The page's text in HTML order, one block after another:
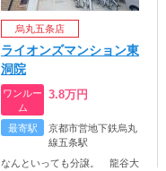
烏丸五条店
ライオンズマンション東
洞院
ワンルー
ム
3.8万円
最寄駅
京都市営地下鉄烏丸
線五条駅
なんといっても分譲。 龍谷大